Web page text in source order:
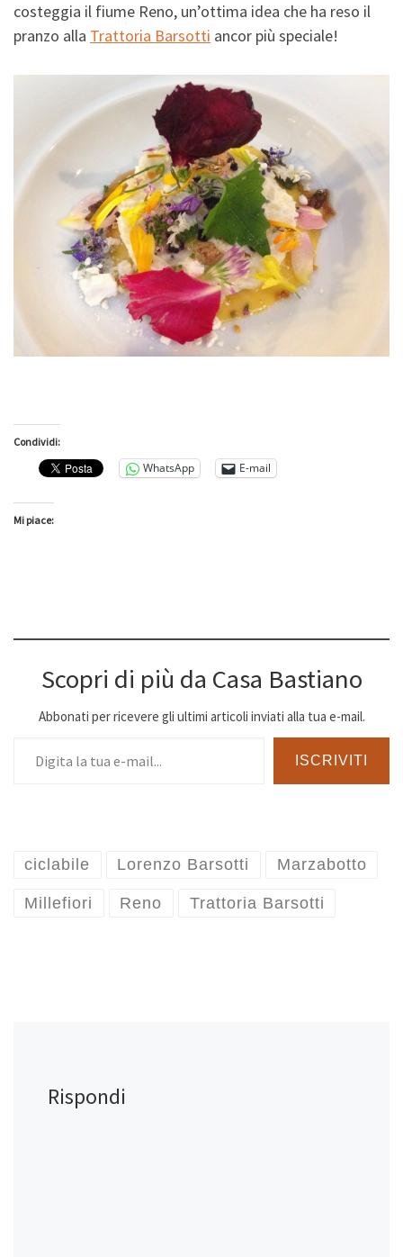
costeggia il fiume Reno, un’ottima idea che ha reso il
pranzo alla Trattoria Barsotti ancor più speciale!
Condividi:
WhatsApp E-mail
Mi piace:
Scopri di più da Casa Bastiano
Abbonati per ricevere gli ultimi articoli inviati alla tua e-mail.
ISCRIVITI
ciclabile Lorenzo Barsotti Marzabotto
Millefiori Reno Trattoria Barsotti
Rispondi